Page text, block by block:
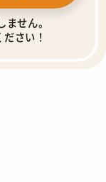
せん。
さい！